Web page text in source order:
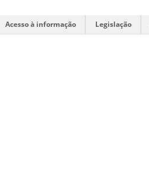
Acesso à informação Legislação